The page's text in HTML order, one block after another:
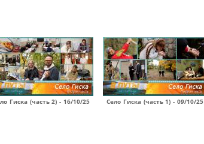
Гиска (часть 2) - 16/10/25 Село Гиска (часть 1) - 09/10/25